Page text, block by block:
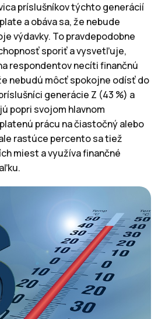
príslušníkov týchto generácií
a obáva sa, že nebude
výdavky. To pravdepodobne
sporiť a vysvetľuje,
respondentov necíti finančnú
nebudú môcť spokojne odísť do
generácie Z (43 %) a
popri svojom hlavnom
prácu na čiastočný alebo
rastúce percento sa tiež
miest a využíva finančné